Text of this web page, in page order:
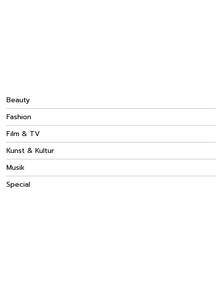
Beauty
Fashion
Film & TV
Kunst & Kultur
Musik
Special